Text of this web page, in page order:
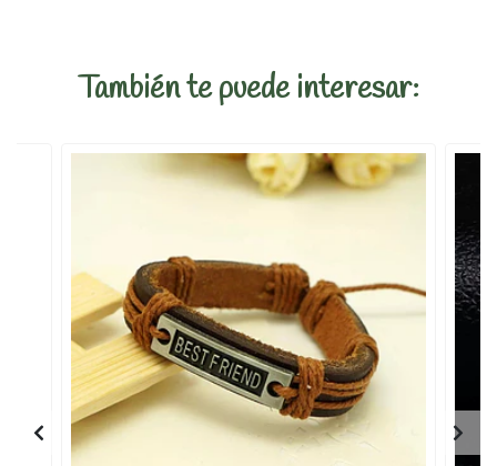
También te puede interesar: